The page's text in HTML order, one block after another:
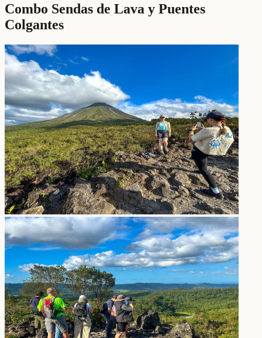
Combo Sendas de Lava y Puentes
Colgantes